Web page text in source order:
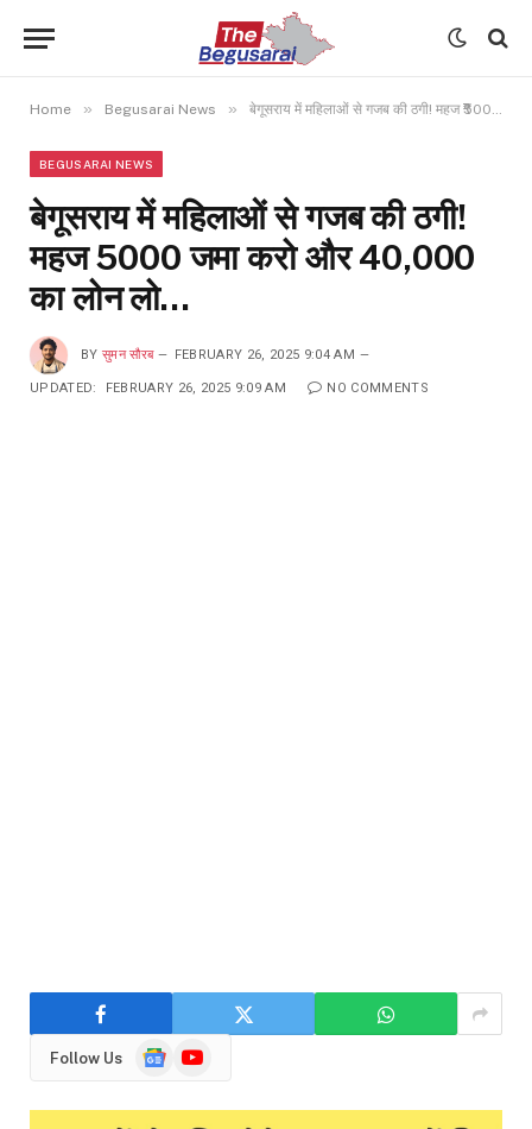
Home » Begusarai News » बेगूसराय में महिलाओं से गजब की ठगी! महज ₹5000 जमा करो और ₹40,000 का लोन लो…
BEGUSARAI NEWS
बेगूसराय में महिलाओं से गजब की ठगी!
महज ₹5000 जमा करो और ₹40,000
का लोन लो…
BY सुमन सौरब FEBRUARY 26, 2025 9:04 AM
UPDATED: FEBRUARY 26, 2025 9:09 AM NO COMMENTS
Follow Us
GoogleYouTube